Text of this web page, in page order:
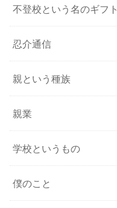
不登校という名のギフト
忍介通信
親という種族
親業
学校というもの
僕のこと